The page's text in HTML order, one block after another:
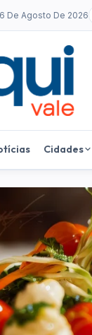
De Agosto De 2026
Cidades